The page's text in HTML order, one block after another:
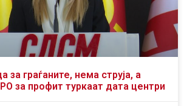
за граѓаните, нема струја, а
за профит туркаат дата центри